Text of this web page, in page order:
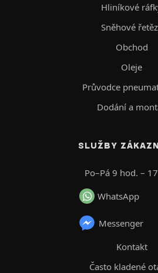
Hliníkové
Sněhové
Obchod
Oleje
Průvodce
Dodání a
SLUŽBY
Po–Pá 9 hod. –
WhatsApp
Messenger
Kontakt
Často kladené